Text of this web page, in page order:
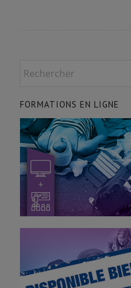
FORMATIONS EN LIGNE